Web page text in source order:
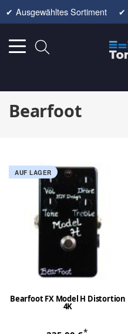
✔ Ausgewähltes Sortiment ✔
Bearfoot
AUF LAGER
Bearfoot FX Model H Distortion
4K